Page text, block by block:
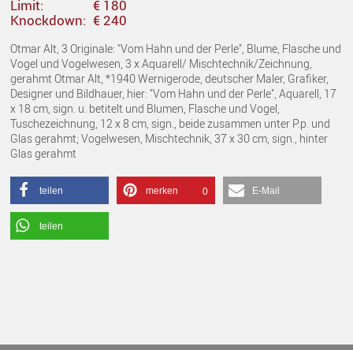
Limit:
€ 180
Knockdown: € 240
Otmar Alt, 3 Originale: "Vom Hahn und der Perle", Blume, Flasche und
Vogel und Vogelwesen, 3 x Aquarell/ Mischtechnik/Zeichnung,
gerahmt Otmar Alt, *1940 Wernigerode, deutscher Maler, Grafiker,
Designer und Bildhauer, hier: "Vom Hahn und der Perle", Aquarell, 17
x 18 cm, sign. u. betitelt und Blumen, Flasche und Vogel,
Tuschezeichnung, 12 x 8 cm, sign., beide zusammen unter P.p. und
Glas gerahmt; Vogelwesen, Mischtechnik, 37 x 30 cm, sign., hinter
Glas gerahmt
teilen merken 0 E-Mail
teilen